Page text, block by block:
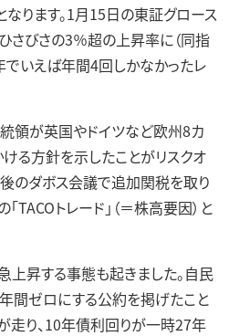
ります。1月15日の東証グロース
さびさの3％超の上昇率に（同指
いえば年間4回しかなかったレ
領が英国やドイツなど欧州8カ
る方針を示したことがリスクオ
のダボス会議で追加関税を取り
TACOトレード」（＝株高要因）と
昇する事態も起きました。自民
間ゼロにする公約を掲げたこと
走り、10年債利回りが一時27年